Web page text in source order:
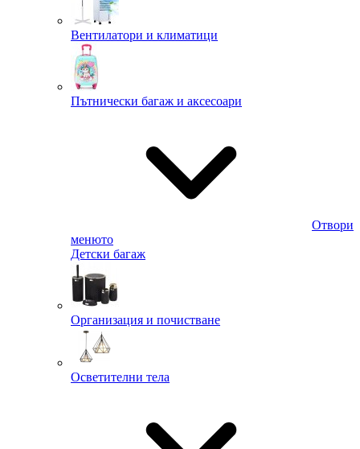
Вентилатори и климатици
Пътнически багаж и аксесоари
Отвори
менюто
Детски багаж
Организация и почистване
Осветителни тела